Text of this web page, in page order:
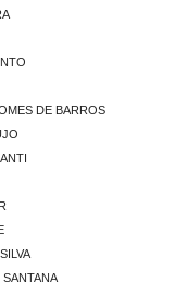
DE BARROS
SANTANA